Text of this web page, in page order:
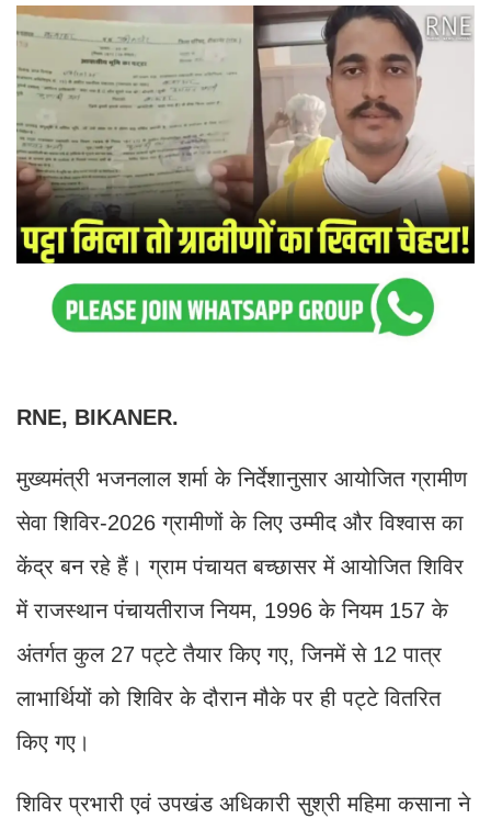
RNE, BIKANER.
मुख्यमंत्री भजनलाल शर्मा के निर्देशानुसार आयोजित ग्रामीण
सेवा शिविर-2026 ग्रामीणों के लिए उम्मीद और विश्वास का
केंद्र बन रहे हैं। ग्राम पंचायत बच्छासर में आयोजित शिविर
में राजस्थान पंचायतीराज नियम, 1996 के नियम 157 के
अंतर्गत कुल 27 पट्टे तैयार किए गए, जिनमें से 12 पात्र
लाभार्थियों को शिविर के दौरान मौके पर ही पट्टे वितरित
किए गए।
शिविर प्रभारी एवं उपखंड अधिकारी सुश्री महिमा कसाना ने